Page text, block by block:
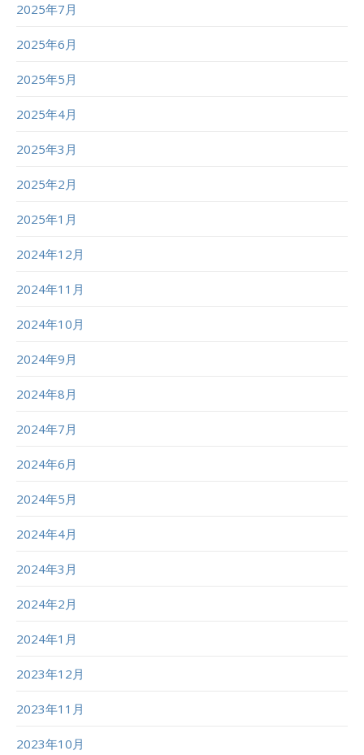
2025年7月
2025年6月
2025年5月
2025年4月
2025年3月
2025年2月
2025年1月
2024年12月
2024年11月
2024年10月
2024年9月
2024年8月
2024年7月
2024年6月
2024年5月
2024年4月
2024年3月
2024年2月
2024年1月
2023年12月
2023年11月
2023年10月